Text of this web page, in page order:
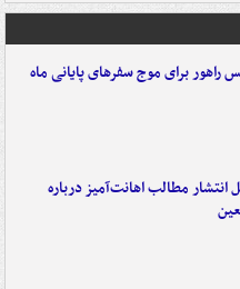
راهور برای موج سفرهای پایانی ماه
انتشار مطالب اهانت‌آمیز درباره